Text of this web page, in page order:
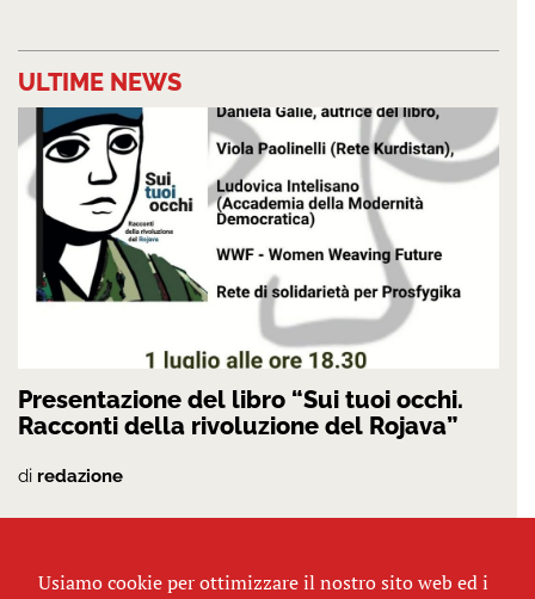
ULTIME NEWS
Presentazione del libro “Sui tuoi occhi.
Racconti della rivoluzione del Rojava”
di redazione
Usiamo cookie per ottimizzare il nostro sito web ed i